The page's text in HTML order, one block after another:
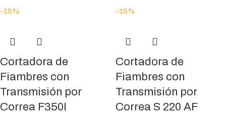
-15%
Cortadora de
Fiambres con
Transmisión por
Correa F350I
-15%
Cortadora de
Fiambres con
Transmisión por
Correa S 220 AF